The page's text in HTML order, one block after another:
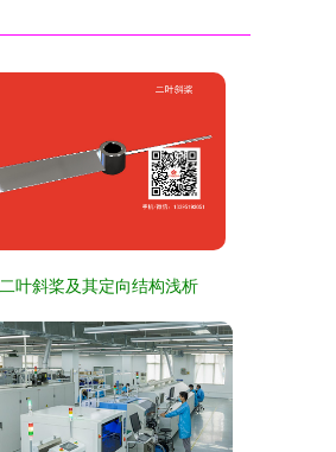
二叶斜桨及其定向结构浅析